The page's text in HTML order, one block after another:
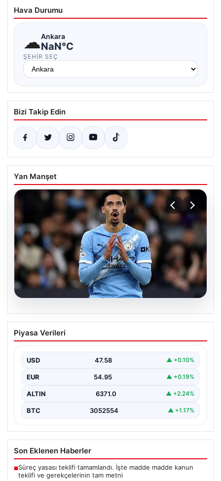
Hava Durumu
☁Ankara
NaN°C
ŞEHIR SEÇ
Bizi Takip Edin
Yan Manşet
Galatasaray Orta Sahaya Dev Transfer
Pressajı: Manchester City’nin Yıldızı
Yüzde Yüz
Galatasaray, yeni sezon için olası transfer planlarında
orta saha bölgesine güçlü bir takviye yapma…
Piyasa Verileri
USD 47.58 ▲ +0.10%
EUR 54.95 ▲ +0.19%
ALTIN 6371.0 ▲ +2.24%
BTC 3052554 ▲ +1.17%
Son Eklenen Haberler
■Süreç yasası teklifi tamamlandı. İşte madde madde kanun
teklifi ve gerekçelerinin tam metni